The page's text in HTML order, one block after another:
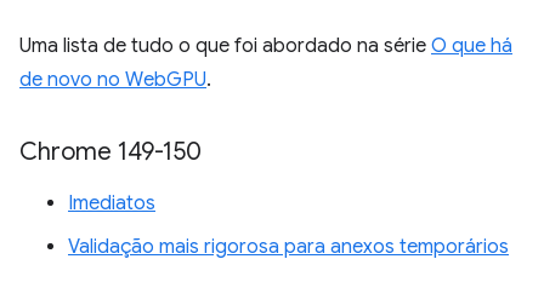
Uma lista de tudo o que foi abordado na série O que há
de novo no WebGPU.
Chrome 149-150
Imediatos
Validação mais rigorosa para anexos temporários